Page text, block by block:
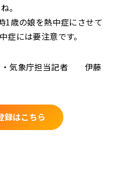
。
1歳の娘を熱中症にさせて
症には要注意です。
気象庁担当記者 伊藤
録はこちら